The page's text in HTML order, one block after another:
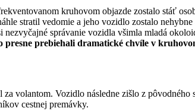
kruhovom objazde zostalo stáť
stratil vedomie a jeho vozidlo zostalo
správanie vozidla všimla mladá
presne prebiehali dramatické chvíle v
volantom. Vozidlo následne zišlo z
cestnej premávky.